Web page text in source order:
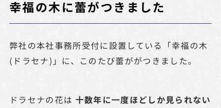
幸福の木に蕾がつきました
弊社の本社事務所受付に設置している「幸福の木
(ドラセナ)」に、このたび蕾ががつきました。
ドラセナの花は 十数年に一度ほどしか見られない